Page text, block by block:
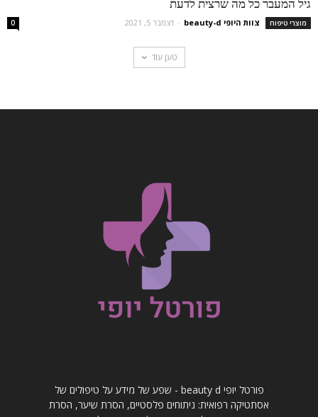
גיל המעבר כל מה שרצית לדעת
מוצרי טיפוח צוות היופי beauty-d - דצמבר 5, 2021 0
טען עוד
פורטל יופי beauty d - שפע של מידע על טיפולים של
אסתטיקה רפואית: ניתוחים פלסטיים, הסרת שיער, הסרת